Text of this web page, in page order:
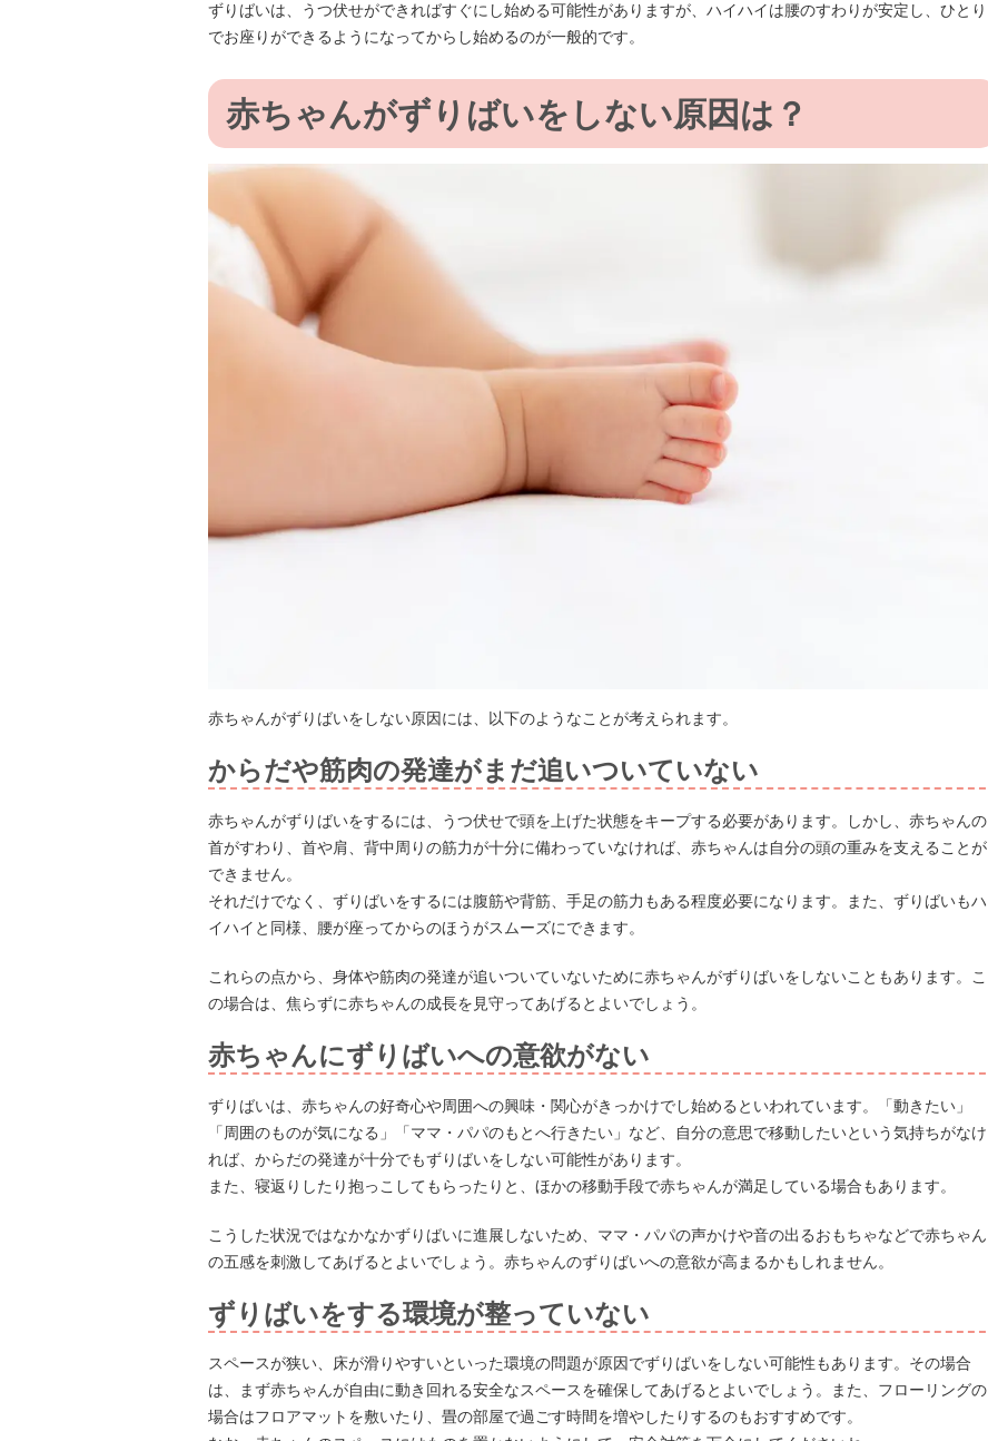
ずりばいは、うつ伏せができればすぐにし始める可能性がありますが、ハイハイは腰のすわりが安定し、ひとり
でお座りができるようになってからし始めるのが一般的です。
赤ちゃんがずりばいをしない原因は？
赤ちゃんがずりばいをしない原因には、以下のようなことが考えられます。
からだや筋肉の発達がまだ追いついていない
赤ちゃんがずりばいをするには、うつ伏せで頭を上げた状態をキープする必要があります。しかし、赤ちゃんの
首がすわり、首や肩、背中周りの筋力が十分に備わっていなければ、赤ちゃんは自分の頭の重みを支えることが
できません。
それだけでなく、ずりばいをするには腹筋や背筋、手足の筋力もある程度必要になります。また、ずりばいもハ
イハイと同様、腰が座ってからのほうがスムーズにできます。
これらの点から、身体や筋肉の発達が追いついていないために赤ちゃんがずりばいをしないこともあります。こ
の場合は、焦らずに赤ちゃんの成長を見守ってあげるとよいでしょう。
赤ちゃんにずりばいへの意欲がない
ずりばいは、赤ちゃんの好奇心や周囲への興味・関心がきっかけでし始めるといわれています。「動きたい」
「周囲のものが気になる」「ママ・パパのもとへ行きたい」など、自分の意思で移動したいという気持ちがなけ
れば、からだの発達が十分でもずりばいをしない可能性があります。
また、寝返りしたり抱っこしてもらったりと、ほかの移動手段で赤ちゃんが満足している場合もあります。
こうした状況ではなかなかずりばいに進展しないため、ママ・パパの声かけや音の出るおもちゃなどで赤ちゃん
の五感を刺激してあげるとよいでしょう。赤ちゃんのずりばいへの意欲が高まるかもしれません。
ずりばいをする環境が整っていない
スペースが狭い、床が滑りやすいといった環境の問題が原因でずりばいをしない可能性もあります。その場合
は、まず赤ちゃんが自由に動き回れる安全なスペースを確保してあげるとよいでしょう。また、フローリングの
場合はフロアマットを敷いたり、畳の部屋で過ごす時間を増やしたりするのもおすすめです。